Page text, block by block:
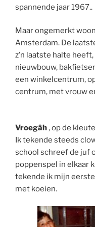
spannende jaar 1967..
Maar ongemerkt
Amsterdam. De
z’n laatste halte
nieuwbouw,
een winkelcentrum,
centrum, met vrouw
Vroegâh, op de
Ik tekende steeds
school schreef de juf
poppenspel in elkaar
tekende ik mijn
met koeien.